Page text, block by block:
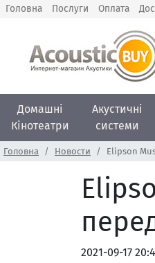
Головна Послуги Оплата
Домашні
Кінотеатри
Акустичні
системи
Головна Новости Elipson
2021-09-17